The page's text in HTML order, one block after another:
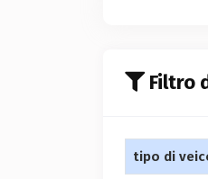
Filtro
tipo di